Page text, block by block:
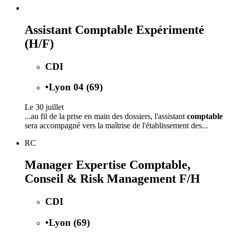
Assistant Comptable Expérimenté
(H/F)
CDI
•Lyon 04 (69)
Le 30 juillet
...au fil de la prise en main des dossiers, l'assistant comptable
sera accompagné vers la maîtrise de l'établissement des...
RC
Manager Expertise Comptable,
Conseil & Risk Management F/H
CDI
•Lyon (69)